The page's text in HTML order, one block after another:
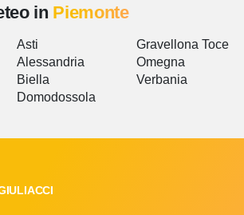
in Piemonte
Asti
Alessandria
Biella
Domodossola
Gravellona Toce
Omegna
Verbania